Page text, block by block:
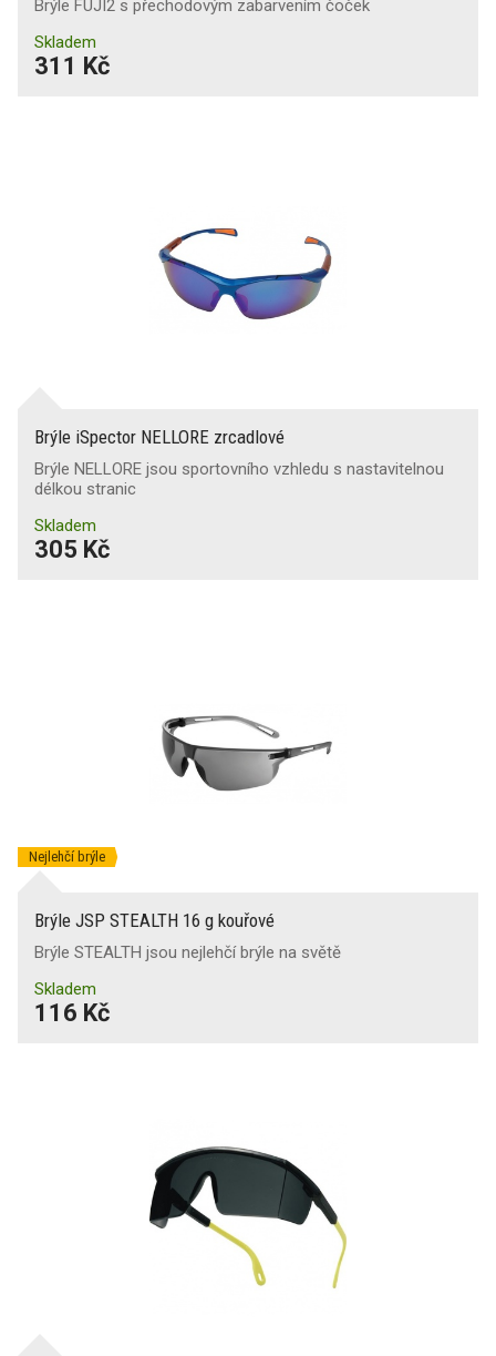
Brýle FUJI2 s přechodovým zabarvením čoček
Skladem
311 Kč
Brýle iSpector NELLORE zrcadlové
Brýle NELLORE jsou sportovního vzhledu s nastavitelnou
délkou stranic
Skladem
305 Kč
Nejlehčí brýle
Brýle JSP STEALTH 16 g kouřové
Brýle STEALTH jsou nejlehčí brýle na světě
Skladem
116 Kč